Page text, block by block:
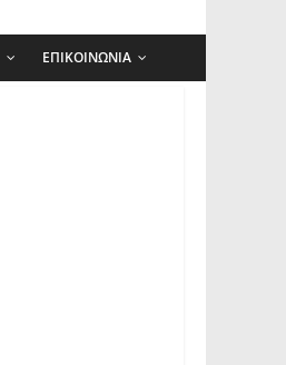
ΕΠΙΚΟΙΝΩΝΙΑ